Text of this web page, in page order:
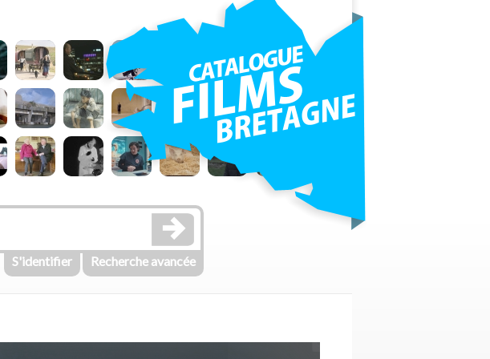
S'identifier Recherche avancée